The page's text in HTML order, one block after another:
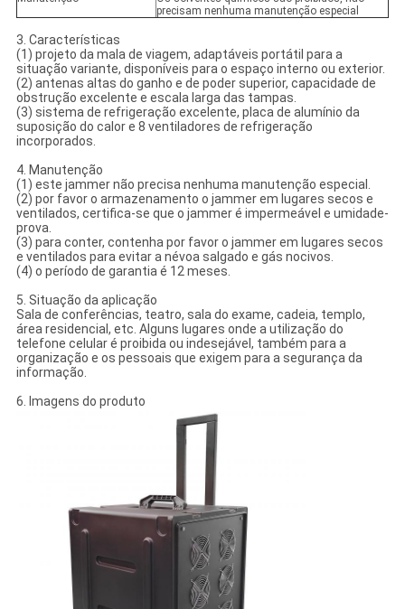
precisam nenhuma manutenção especial
3. Características
(1) projeto da mala de viagem, adaptáveis portátil para a
situação variante, disponíveis para o espaço interno ou exterior.
(2) antenas altas do ganho e de poder superior, capacidade de
obstrução excelente e escala larga das tampas.
(3) sistema de refrigeração excelente, placa de alumínio da
suposição do calor e 8 ventiladores de refrigeração
incorporados.
4. Manutenção
(1) este jammer não precisa nenhuma manutenção especial.
(2) por favor o armazenamento o jammer em lugares secos e
ventilados, certifica-se que o jammer é impermeável e umidade-
prova.
(3) para conter, contenha por favor o jammer em lugares secos
e ventilados para evitar a névoa salgado e gás nocivos.
(4) o período de garantia é 12 meses.
5. Situação da aplicação
Sala de conferências, teatro, sala do exame, cadeia, templo,
área residencial, etc. Alguns lugares onde a utilização do
telefone celular é proibida ou indesejável, também para a
organização e os pessoais que exigem para a segurança da
informação.
6. Imagens do produto